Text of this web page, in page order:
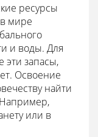
ресурсы
мире
и воды. Для
эти запасы,
Освоение
найти
или в